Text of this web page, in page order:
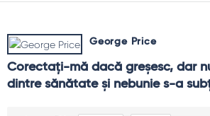
George Price
Corectaţi-mă dacă greşesc, dar
dintre sănătate şi nebunie s-a